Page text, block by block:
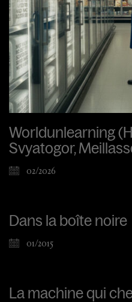
Worldunlearning
Svyatogor,
02/2026
Dans la boîte noire
01/2015
La machine qui